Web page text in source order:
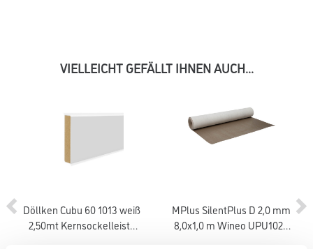
VIELLEICHT GEFÄLLT IHNEN AUCH...
Döllken Cubu 60 1013 weiß
2,50mt Kernsockelleiste
MPlus SilentPlus D 2,0 mm
8,0x1,0 m Wineo UPU1020